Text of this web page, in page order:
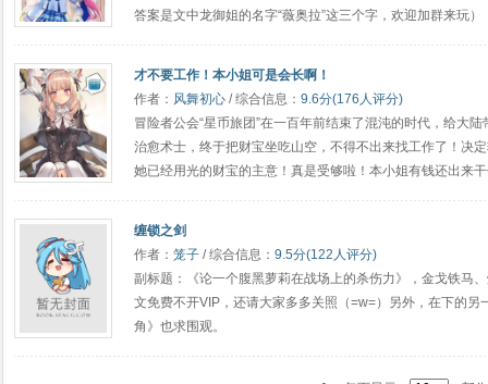
答案是文中龙御姐的名字“薇奥拉”这三个字，欢迎加群来玩）
才不要工作！本小姐可是会长啊！
作者： 风舞初心 / 综合信息： 9.6分(176人评分)
冒险者公会“星币旅团”在一百年前结束了混沌的时代，给大
治愈术士，终于把财宝坐吃山空，不得不出来找工作了！决
她已经用光的财宝的主意！真是受够啦！本小姐有钱还出来
缠锁之剑
作者： 笼子 / 综合信息： 9.5分(122人评分)
副标题：《论一个腹黑萝莉在战场上的杀伤力》，金戈铁马
文免费不开VIP，还请大家多多关照（=w=）另外，在下的
角》也求围观。